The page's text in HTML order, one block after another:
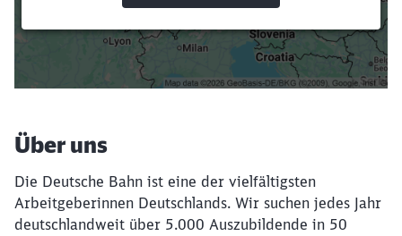
Suchbegriffe eingeben
Filter setzen
Über uns
Die Deutsche Bahn ist eine der vielfältigsten
Arbeitgeberinnen Deutschlands. Wir suchen jedes Jahr
deutschlandweit über 5.000 Auszubildende in 50